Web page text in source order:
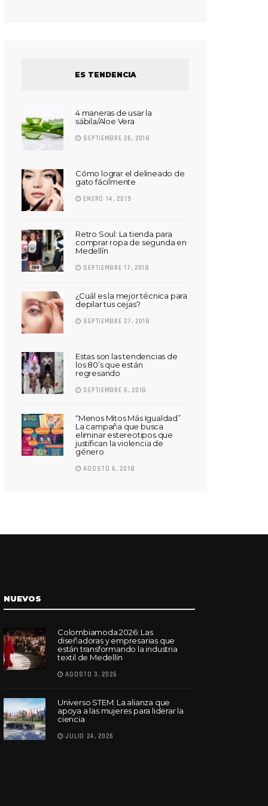
ES TENDENCIA
4 maneras de usar la
sábila/Aloe Vera
SEPTIEMBRE 26, 2018
Cómo lograr el delineado de
gato fácilmente
ENERO 14, 2019
Retro Soul: La tienda para
comprar ropa de segunda en
Medellín
SEPTIEMBRE 17, 2018
¿Cuál es la mejor técnica para
depilar tus cejas?
SEPTIEMBRE 27, 2018
Estas son las tendencias de
los 80’s que están
regresando
SEPTIEMBRE 6, 2018
“Menos Mitos Más Igualdad”
La campaña que busca
eliminar estereotipos que
justifican la violencia de
género
AGOSTO 6, 2018
NUEVOS
Colombiamoda 2026: Las
diseñadoras y empresarias que
están transformando la industria
textil de Medellín
AGOSTO 3, 2026
Universo STEM: La alianza que
apoya a las mujeres para liderar la
ciencia
JULIO 24, 2026